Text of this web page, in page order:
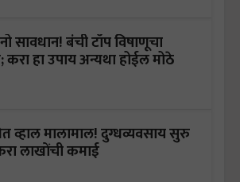
सावधान! बंची टॉप विषाणूचा
करा हा उपाय अन्यथा होईल मोठे
व्हाल मालामाल! दुग्धव्यवसाय सुरु
लाखोंची कमाई